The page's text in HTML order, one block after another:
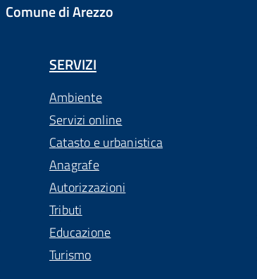
Comune di Arezzo
SERVIZI
Ambiente
Servizi online
Catasto e urbanistica
Anagrafe
Autorizzazioni
Tributi
Educazione
Turismo